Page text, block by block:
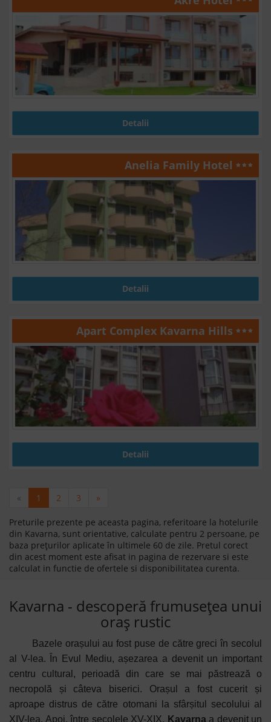
Detalii
Anelia Family Hotel
Detalii
Apart Complex Kavarna Hills
Detalii
« 1 2 3 »
Preturile prezente pe aceasta pagina, referitoare la hotelurile
din Kavarna, sunt orientative, calculate pentru 2 persoane, pe
baza prețurilor aplicate în ultimele 60 de zile. Pretul corect
din acest moment este afisat in pagina de rezervare si este
calculat in functie de ofertele si disponibilitatea curenta.
Kavarna - descoperă frumusețea unui
oraș rustic
Bazele orașului au fost puse de către greci în secolul
al V-lea. În Evul Mediu, așezarea a devenit un important
centru cultural, perioadă din care se mai păstrează o
necropolă și câteva biserici. Orașul a fost cucerit și
aproape distrus de către otomani la sfârșitul secolului al
XIV-lea. Apoi, între secolele XV-XIX, Kavarnaa devenit un